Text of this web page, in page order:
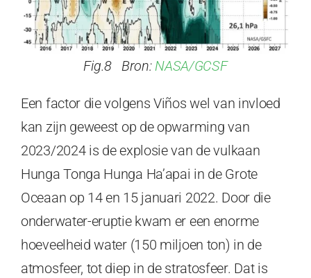
Fig.8 Bron:NASA/GCSF
Een factor die volgens Viños wel van invloed
kan zijn geweest op de opwarming van
2023/2024 is de explosie van de vulkaan
Hunga Tonga Hunga Ha’apai in de Grote
Oceaan op 14 en 15 januari 2022. Door die
onderwater-eruptie kwam er een enorme
hoeveelheid water (150 miljoen ton) in de
atmosfeer, tot diep in de stratosfeer. Dat is